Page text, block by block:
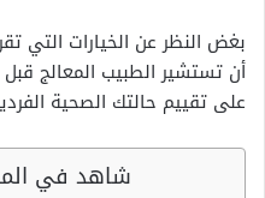
بغض النظر عن الخيارات التي
أن تستشير الطبيب المعالج قبل
على تقييم حالتك الصحية
شاهد في